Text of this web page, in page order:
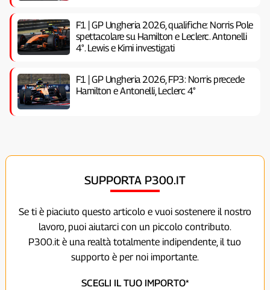
F1 | GP Ungheria 2026, qualifiche: Norris Pole
spettacolare su Hamilton e Leclerc. Antonelli
4°. Lewis e Kimi investigati
F1 | GP Ungheria 2026, FP3: Norris precede
Hamilton e Antonelli, Leclerc 4°
SUPPORTA P300.IT
Se ti è piaciuto questo articolo e vuoi sostenere il nostro
lavoro, puoi aiutarci con un piccolo contributo.
P300.it è una realtà totalmente indipendente, il tuo
supporto è per noi importante.
SCEGLI IL TUO IMPORTO*